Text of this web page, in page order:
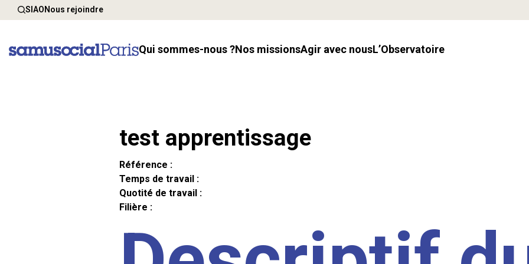
SIAONous rejoindre
Qui sommes-nous ? Nos missions Agir avec nous l’Observatoire
test apprentissage
Référence :
Temps de travail :
Quotité de travail :
Filière :